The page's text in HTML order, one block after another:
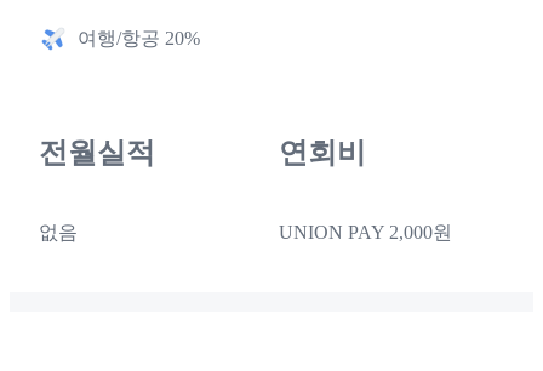
여행/항공 20%
전월실적
없음
연회비
UNION PAY 2,000원